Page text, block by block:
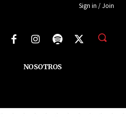
Sign in / Join
NOSOTROS